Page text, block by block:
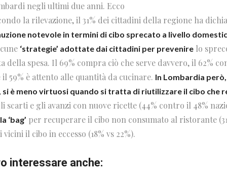
negli ultimi due anni. Ecco
la rilevazione, il 31% dei cittadini della regione ha
notevole in termini di cibo sprecato a livello
‘strategie’ adottate dai cittadini per prevenirelo
della spesa. Il 69% compra ciò che serve davvero, il 62%
59% è attento alle quantità da cucinare. In Lombardia
si è meno virtuosi quando si tratta di riutilizzare il cibo che
scarti e gli avanzi con nuove ricette (44% contro il 48%
‘bag’ per recuperare il cibo non consumato al ristorante
il cibo in eccesso (18% vs 22%).
interessare anche: